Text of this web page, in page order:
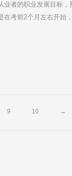
者的职业发展目标
考前2个月左右开始
9 10 →